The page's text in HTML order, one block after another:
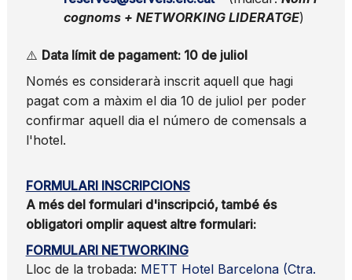
cognoms + NETWORKING LIDERATGE)
⚠️ Data límit de pagament: 10 de juliol
Només es considerarà inscrit aquell que hagi
pagat com a màxim el dia 10 de juliol per poder
confirmar aquell dia el número de comensals a
l'hotel.
FORMULARI INSCRIPCIONS
A més del formulari d'inscripció, també és
obligatori omplir aquest altre formulari:
FORMULARI NETWORKING
Lloc de la trobada: METT Hotel Barcelona (Ctra.